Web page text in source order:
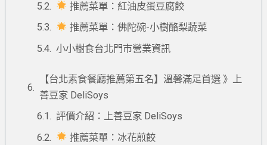
推薦菜單：紅油皮蛋豆腐餃
推薦菜單：佛陀碗-小樹酪梨蔬菜
小小樹食台北門市營業資訊
【台北素食餐廳推薦第五名】溫馨滿足首選 》上
善豆家 DeliSoys
評價介紹：上善豆家 DeliSoys
推薦菜單：冰花煎餃